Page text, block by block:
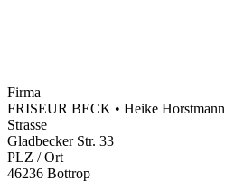
Firma
FRISEUR BECK • Heike Horstmann
Strasse
Gladbecker Str. 33
PLZ / Ort
46236 Bottrop